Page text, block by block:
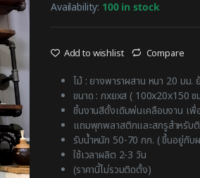
Availability: 100 in stock
Add to wishlist Compare
ไม้ : ยางพาราผสาน หนา 20 มม.
ขนาด : กxยxส ( 100x20x150 ซ
ชิ้นงานสีดั้งเดิมพ่นเคลือบงาน เพื่
แถมพุกพลาสติกและสกรูสำหรับ
รับน้ำหนัก 50-70 กก. ( ขึ้นอยู่กั
ใช้เวลาผลิต 2-3 วัน
(ราคานี้ไม่รวมติดตั้ง)